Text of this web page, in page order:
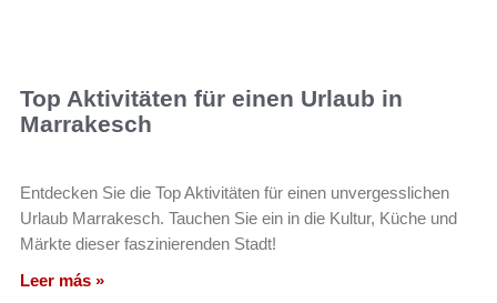
Top Aktivitäten für einen Urlaub in
Marrakesch
Entdecken Sie die Top Aktivitäten für einen unvergesslichen
Urlaub Marrakesch. Tauchen Sie ein in die Kultur, Küche und
Märkte dieser faszinierenden Stadt!
Leer más »